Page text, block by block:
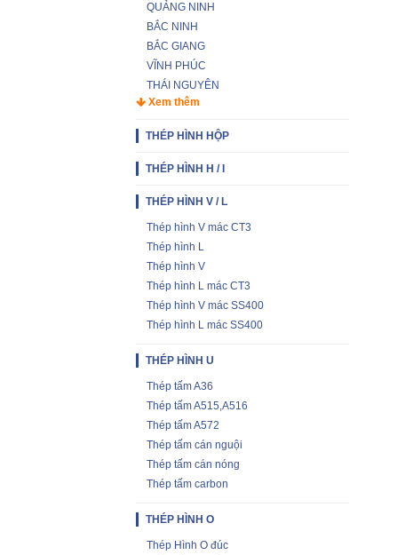
QUẢNG NINH
BẮC NINH
BẮC GIANG
VĨNH PHÚC
THÁI NGUYÊN
Xem thêm
THÉP HÌNH HỘP
THÉP HÌNH H / I
THÉP HÌNH V / L
Thép hình V mác CT3
Thép hình L
Thép hình V
Thép hình L mác CT3
Thép hình V mác SS400
Thép hình L mác SS400
THÉP HÌNH U
Thép tấm A36
Thép tấm A515,A516
Thép tấm A572
Thép tấm cán nguội
Thép tấm cán nóng
Thép tấm carbon
THÉP HÌNH O
Thép Hình O đúc